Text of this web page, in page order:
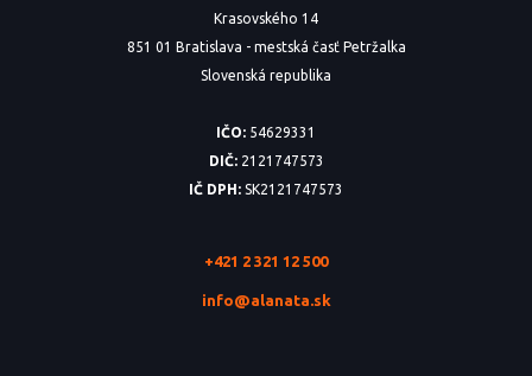
Krasovského 14
851 01 Bratislava - mestská časť Petržalka
Slovenská republika
IČO: 54629331
DIČ:2121747573
IČ DPH: SK2121747573
+421 2 321 12 500
info@alanata.sk